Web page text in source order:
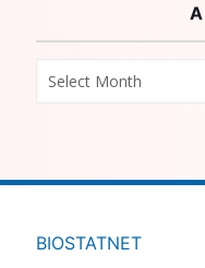
BIOSTATNET